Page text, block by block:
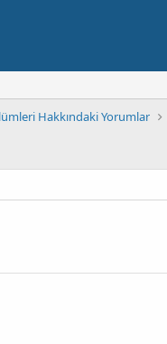
Hakkındaki Yorumlar